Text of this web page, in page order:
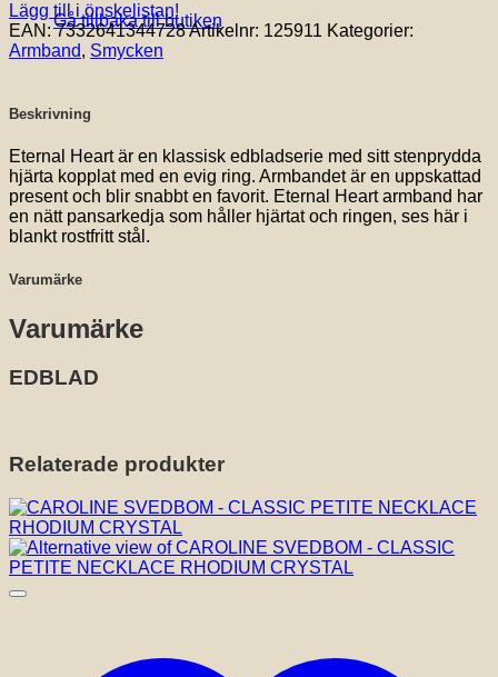
Gå tillbaka till butiken
Lägg till i önskelistan!
EAN:7332641344728Artikelnr: 125911 Kategorier:
Armband, Smycken
Beskrivning
Eternal Heart är en klassisk edbladserie med sitt stenprydda
hjärta kopplat med en evig ring. Armbandet är en uppskattad
present och blir snabbt en favorit. Eternal Heart armband har
en nätt pansarkedja som håller hjärtat och ringen, ses här i
blankt rostfritt stål.
Varumärke
Varumärke
EDBLAD
Relaterade produkter